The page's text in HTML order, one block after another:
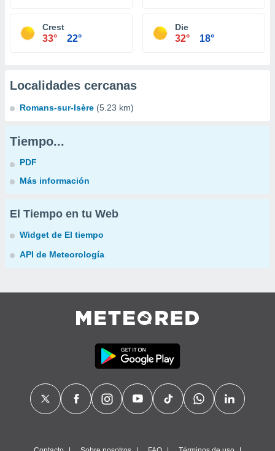
Crest
33° 22°
Die
32° 18°
Localidades cercanas
Romans-sur-Isère (5.23 km)
Tiempo...
PDF
Más información
El Tiempo en tu Web
Widget de El tiempo
API de Meteorología